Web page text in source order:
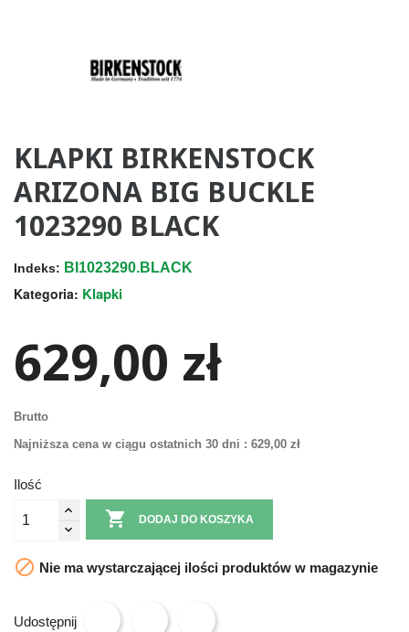
KLAPKI BIRKENSTOCK
ARIZONA BIG BUCKLE
1023290 BLACK
Indeks: BI1023290.BLACK
Kategoria: Klapki
629,00 zł
Brutto
Najniższa cena w ciągu ostatnich 30 dni : 629,00 zł
Ilość
 DODAJ DO KOSZYKA
 Nie ma wystarczającej ilości produktów w magazynie
Udostępnij